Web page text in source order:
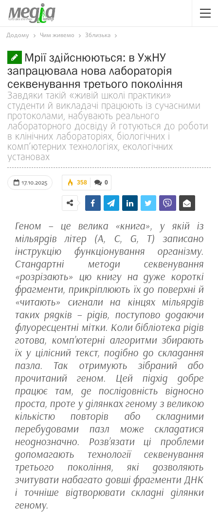
Додому Чим живемо Зблизька
Мрії здійснюються: в УжНУ
запрацювала нова лабораторія
секвенування третього покоління
Завдяки такій «живій школі практики»
студенти й викладачі працюють із сучасними
протоколами, набувають реального
лабораторного досвіду й готуються до роботи
в клінічних лабораторіях, біологічних і
комп’ютерних технологіях, екологічних
установах
17.10.2025 0
358
Геном – це велика «книга», у якій із
мільярдів літер (A, C, G, T) записано
інструкцію функціонування організму.
Стандартні методи секвенування
«розрізають» цю книгу на дуже короткі
фрагменти, прикріплюють їх до поверхні й
«читають» сигнали на кінцях мільярдів
таких рядків – рідів, поступово додаючи
флуоресцентні мітки. Коли бібліотека рідів
готова, комп’ютерні алгоритми збирають
їх у цілісний текст, подібно до складання
пазла. Так отримують зібраний або
прочитаний геном. Цей підхід добре
працює там, де послідовність відносно
проста, проте у ділянках геному з великою
кількістю повторів або складними
перебудовами пазл може складатися
неоднозначно. Розв’язати ці проблеми
допомагають технології секвенування
третього покоління, які дозволяють
зчитувати набагато довші фрагменти ДНК
і точніше відтворювати складні ділянки
геному.